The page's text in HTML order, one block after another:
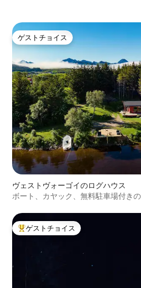
ゲストチョイス
ゲストチョイス
ヴェストヴォーゴイのログハウス
ボート、カヤック、無料駐車場付き
大好評のゲストチョイスです。
ゲストチョイス